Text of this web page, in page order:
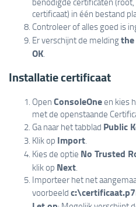
certificaat) in één bestand
Controleer of alles goed is
Er verschijnt de melding
OK.
Installatie certificaat
Open ConsoleOneen kies
met de openstaande
Ga naar het tabblad Public
Klik op Import.
Kies de optie No Trusted
klik op Next.
Importeer het net
voorbeeld